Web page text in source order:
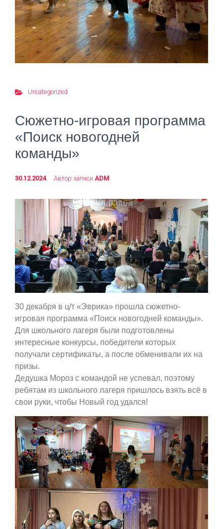
Uncategorized
Cюжетно-игровая программа
«Поиск новогодней
команды»
30.12.2024 Автор записи ADM
30 декабря в ц/т «Эврика» прошла сюжетно-
игровая программа «Поиск новогодней команды».
Для школьного лагеря были подготовлены
интересные конкурсы, победители которых
получали сертификаты, а после обменивали их на
призы.
Дедушка Мороз с командой не успевал, поэтому
ребятам из школьного лагеря пришлось взять всё в
свои руки, чтобы Новый год удался!